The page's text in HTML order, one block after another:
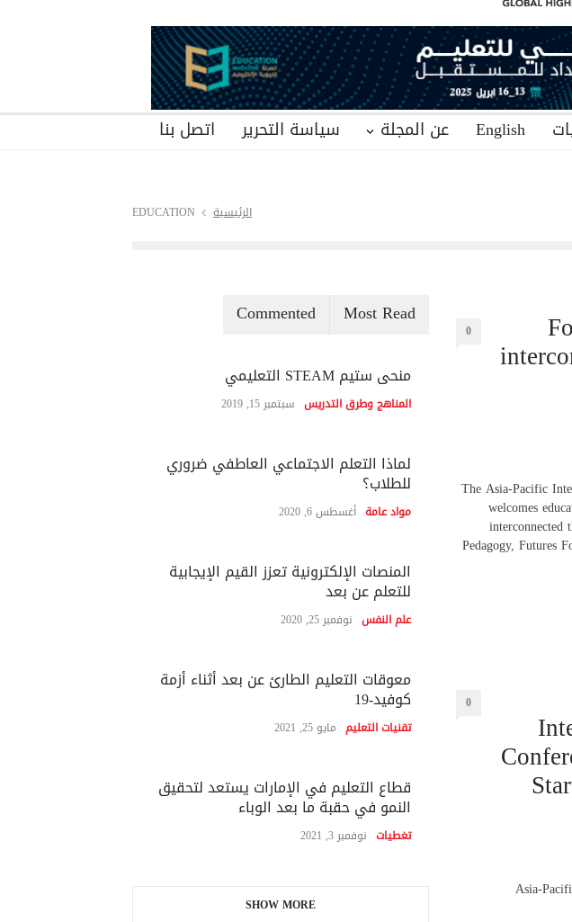
English عن المجلة سياسة التحرير اتصل بنا
الرئيسية EDUCATION
0
The Asia-Pacific
welcomes
Pedagogy, Futures
0
Asia-
Most Read
Commented
منحى ستيم STEAM التعليمي
المناهج وطرق التدريس سبتمبر 15, 2019
لماذا التعلم الاجتماعي العاطفي ضروري
للطلاب؟
مواد عامة أغسطس 6, 2020
المنصات الإلكترونية تعزز القيم الإيجابية
للتعلم عن بعد
علم النفس نوفمبر 25, 2020
معوقات التعليم الطارئ عن بعد أثناء أزمة
كوفيد-19
تقنيات التعليم مايو 25, 2021
قطاع التعليم في الإمارات يستعد لتحقيق
النمو في حقبة ما بعد الوباء
تغطيات نوفمبر 3, 2021
SHOW MORE